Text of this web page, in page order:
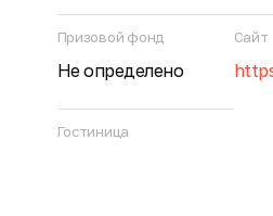
Призовой фонд
Не определено
Сайт
Гостиница